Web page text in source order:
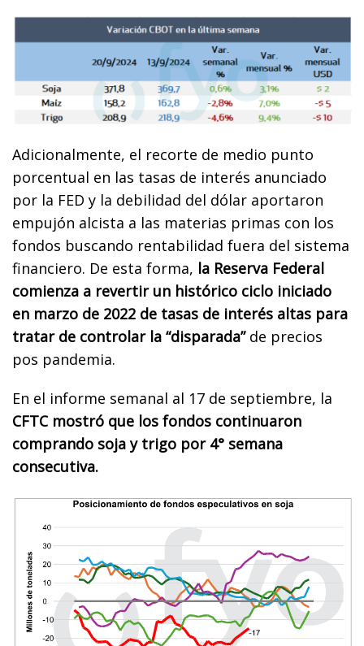
Adicionalmente, el recorte de medio punto
porcentual en las tasas de interés anunciado
por la FED y la debilidad del dólar aportaron
empujón alcista a las materias primas con los
fondos buscando rentabilidad fuera del sistema
financiero. De esta forma, la Reserva Federal
comienza a revertir un histórico ciclo iniciado
en marzo de 2022 de tasas de interés altas para
tratar de controlar la “disparada”de precios
pos pandemia.
En el informe semanal al 17 de septiembre, la
CFTC mostró que los fondos continuaron
comprando soja y trigo por 4° semana
consecutiva.